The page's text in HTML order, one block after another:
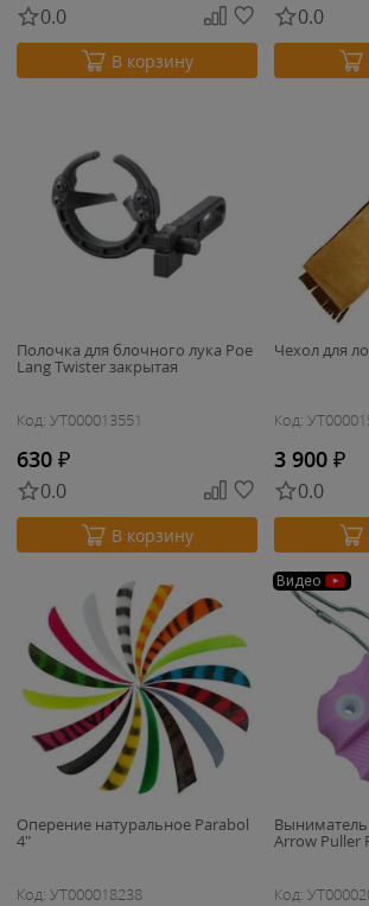
0.0
В корзину
0.0
Полочка для блочного лука Poe
Lang Twister закрытая
Код: УТ000013551
630 ₽
0.0
В корзину
Чехол для
Код:
3 900 ₽
0.0
Оперение натуральное Parabol
4"
Код: УТ000018238
Видео
Выниматель
Arrow Puller
Код: